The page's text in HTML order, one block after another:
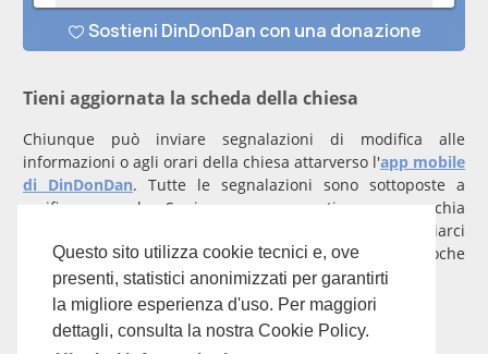
Questo sito utilizza cookie tecnici e, ove
presenti, statistici anonimizzati per garantirti
la migliore esperienza d'uso. Per maggiori
dettagli, consulta la nostra Cookie Policy.
Tieni aggiornata la scheda della chiesa
Chiunque può inviare segnalazioni di modifica alle
informazioni o agli orari della chiesa attarverso l'app mobile
di DinDonDan. Tutte le segnalazioni sono sottoposte a
verifica manuale. Se invece rappresenti una parrocchia
con un account verificato per inviarci
comunicazioni prioritarie che saranno gestite entro poche
Per qualunque domanda scrivi ainfo@dindondan.app